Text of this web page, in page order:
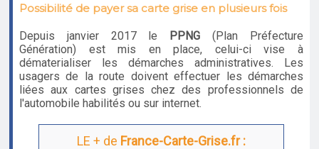
Possibilité de payer sa carte grise en plusieurs fois
Depuis janvier 2017 le PPNG (Plan Préfecture
Génération) est mis en place, celui-ci vise à
dématerialiser les démarches administratives. Les
usagers de la route doivent effectuer les démarches
liées aux cartes grises chez des professionnels de
l'automobile habilités ou sur internet.
LE + de France-Carte-Grise.fr :